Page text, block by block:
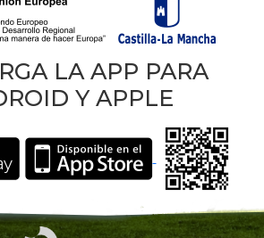
LA APP PARA
Y APPLE